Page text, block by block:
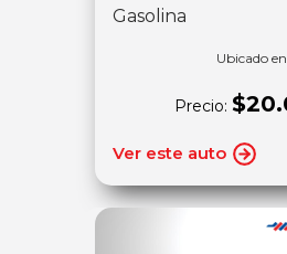
Gasolina
Ubicado en
Precio:
Ver este auto